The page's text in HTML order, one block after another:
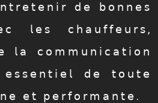
𝖽𝖾 𝖻𝗈𝗇𝗇𝖾𝗌
𝗅𝖾𝗌 𝖼𝗁𝖺𝗎𝖿𝖿𝖾𝗎𝗋𝗌,
𝗅𝖺 𝖼𝗈𝗆𝗆𝗎𝗇𝗂𝖼𝖺𝗍𝗂𝗈𝗇
𝖽𝖾 𝗍𝗈𝗎𝗍𝖾
𝖾𝗍 𝗉𝖾𝗋𝖿𝗈𝗋𝗆𝖺𝗇𝗍𝖾.